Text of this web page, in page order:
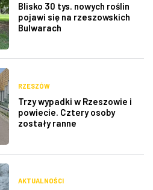
Blisko 30 tys. nowych roślin
pojawi się na rzeszowskich
Bulwarach
RZESZÓW
Trzy wypadki w Rzeszowie i
powiecie. Cztery osoby
zostały ranne
AKTUALNOŚCI